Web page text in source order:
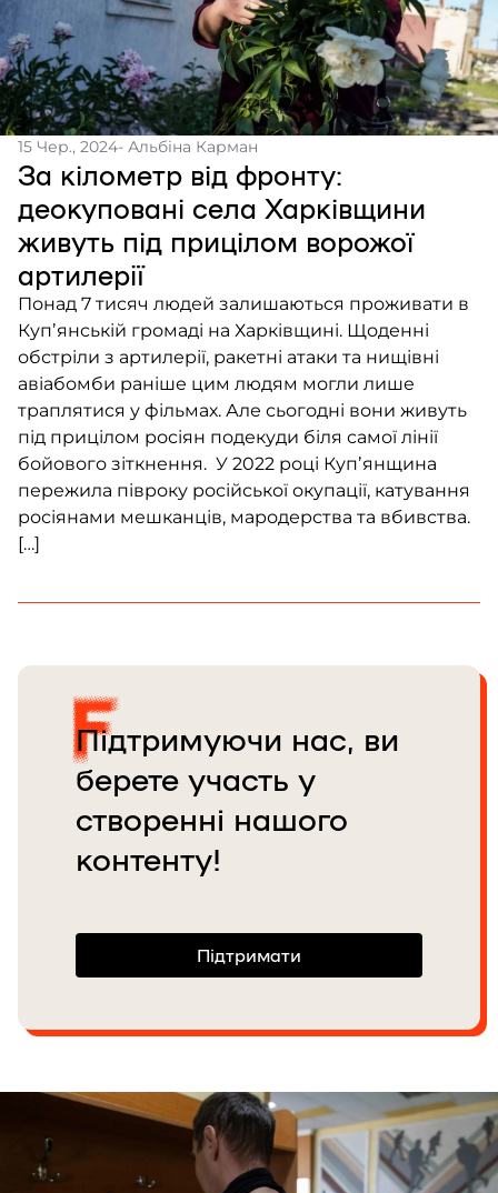
15 Чер., 2024- Альбіна Карман
За кілометр від фронту:
деокуповані села Харківщини
живуть під прицілом ворожої
артилерії
Понад 7 тисяч людей залишаються проживати в
Купʼянській громаді на Харківщині. Щоденні
обстріли з артилерії, ракетні атаки та нищівні
авіабомби раніше цим людям могли лише
траплятися у фільмах. Але сьогодні вони живуть
під прицілом росіян подекуди біля самої лінії
бойового зіткнення. У 2022 році Купʼянщина
пережила півроку російської окупації, катування
росіянами мешканців, мародерства та вбивства.
[…]
Підтримуючи нас, ви
берете участь у
створенні нашого
контенту!
Підтримати